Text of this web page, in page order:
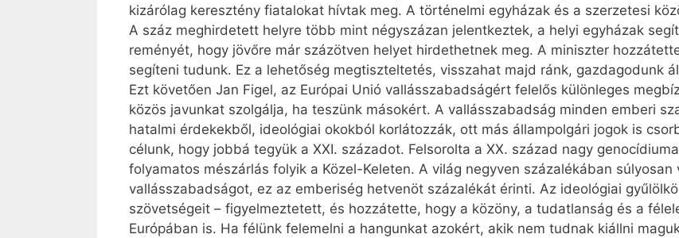
kizárólag keresztény fiatalokat hívtak meg. A történelmi egyházak és a szerzetesi
A száz meghirdetett helyre több mint négyszázan jelentkeztek, a helyi egyházak
reményét, hogy jövőre már százötven helyet hirdethetnek meg. A miniszter
segíteni tudunk. Ez a lehetőség megtiszteltetés, visszahat majd ránk, gazdagodunk
Ezt követően Jan Figel, az Európai Unió vallásszabadságért felelős különleges
közös javunkat szolgálja, ha teszünk másokért. A vallásszabadság minden emberi
hatalmi érdekekből, ideológiai okokból korlátozzák, ott más állampolgári jogok is
célunk, hogy jobbá tegyük a XXI. századot. Felsorolta a XX. század nagy
folyamatos mészárlás folyik a Közel-Keleten. A világ negyven százalékában
vallásszabadságot, ez az emberiség hetvenöt százalékát érinti. Az ideológiai
szövetségeit – figyelmeztetett, és hozzátette, hogy a közöny, a tudatlanság és a
Európában is. Ha félünk felemelni a hangunkat azokért, akik nem tudnak kiállni